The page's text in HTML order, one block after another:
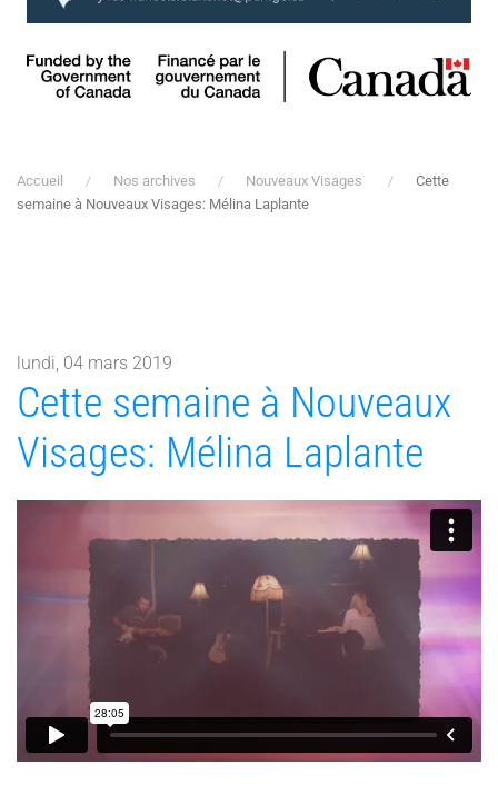
Accueil Nos archives Nouveaux Visages
Cette
semaine à Nouveaux Visages: Mélina Laplante
lundi, 04 mars 2019
Cette semaine à Nouveaux
Visages: Mélina Laplante